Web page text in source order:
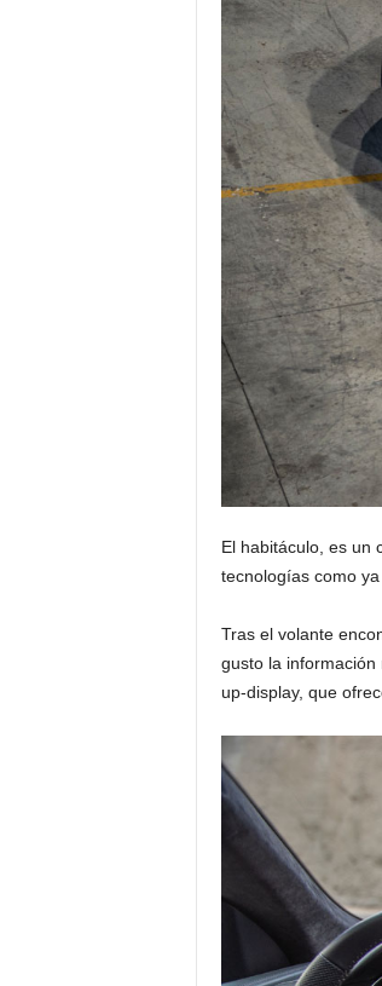
El habitáculo, es un
tecnologías como
Tras el volante
gusto la
up-display, que